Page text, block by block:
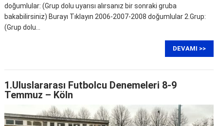
doğumlular: (Grup dolu uyarısı alırsanız bir sonraki gruba
bakabilirsiniz) Burayı Tıklayın 2006-2007-2008 doğumlular 2.Grup:
(Grup dolu…
DEVAMI >>
1.Uluslararası Futbolcu Denemeleri 8-9
Temmuz – Köln